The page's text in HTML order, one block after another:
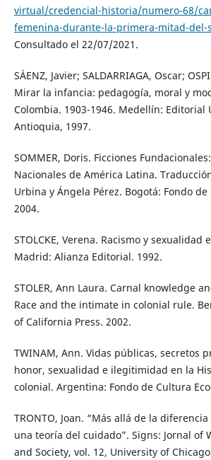
virtual/credencial-historia/numero-68/
femenina-durante-la-primera-mitad-del-
Consultado el 22/07/2021.
SÁENZ, Javier; SALDARRIAGA, Oscar;
Mirar la infancia: pedagogía, moral y
Colombia. 1903-1946. Medellín: Editorial
Antioquia, 1997.
SOMMER, Doris. Ficciones
Nacionales de América Latina.
Urbina y Ángela Pérez. Bogotá: Fondo
2004.
STOLCKE, Verena. Racismo y sexualidad
Madrid: Alianza Editorial. 1992.
STOLER, Ann Laura. Carnal knowledge
Race and the intimate in colonial rule.
of California Press. 2002.
TWINAM, Ann. Vidas públicas, secretos
honor, sexualidad e ilegitimidad en la
colonial. Argentina: Fondo de Cultura
TRONTO, Joan. “Más allá de la
una teoría del cuidado”. Signs: Jornal of
and Society, vol. 12, University of